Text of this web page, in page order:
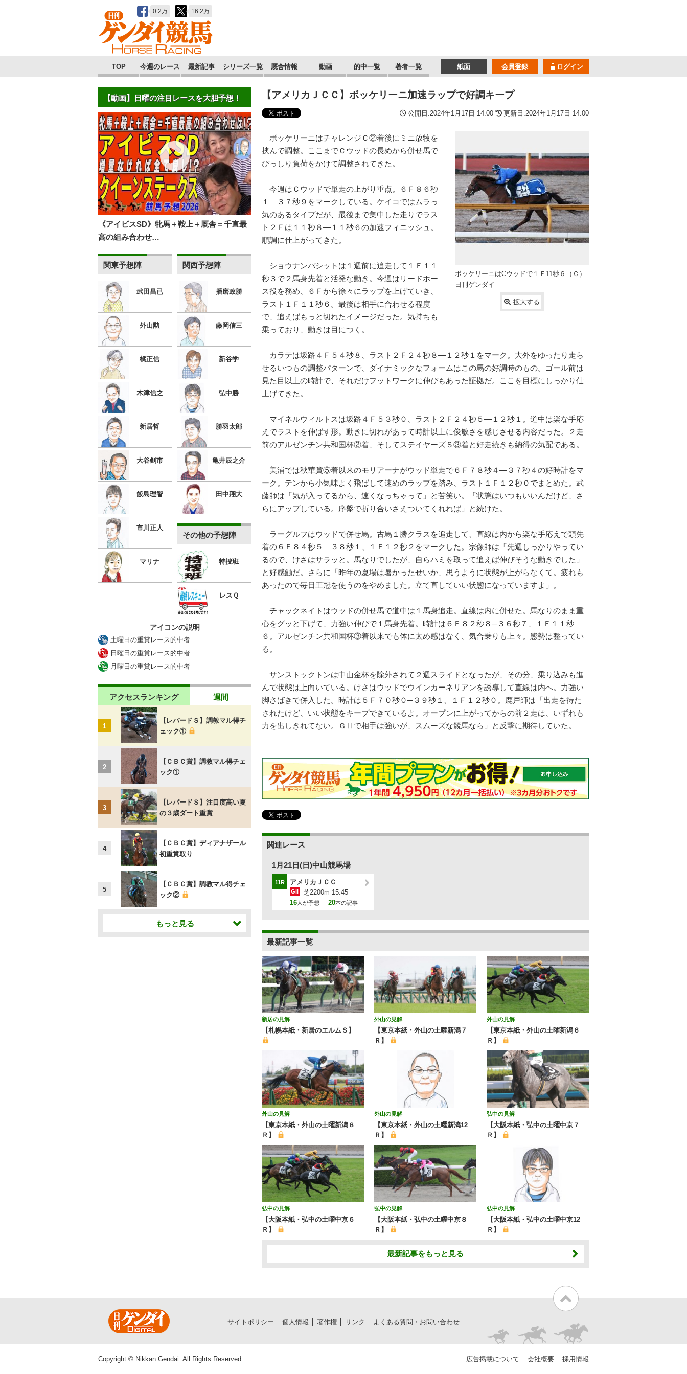
0.2万 16.2万
TOP 今週のレース 最新記事 シリーズ一覧 厩舎情報 動画 的中一覧 著者一覧 ログイン
会員登録
紙面
【アメリカＪＣＣ】ボッケリーニ加速ラップで好調キープ
公開日:2024年1月17日 14:00 更新日:2024年1月17日 14:00
ボッケリーニはCウッドで１Ｆ11秒６（Ｃ）
日刊ゲンダイ
拡大する
ボッケリーニはチャレンジＣ②着後にミニ放牧を
挟んで調整。ここまでＣウッドの長めから併せ馬で
びっしり負荷をかけて調整されてきた。
今週はＣウッドで単走の上がり重点。６Ｆ８６秒
１―３７秒９をマークしている。ケイコではムラっ
気のあるタイプだが、最後まで集中した走りでラス
ト２Ｆは１１秒８―１１秒６の加速フィニッシュ。
順調に仕上がってきた。
ショウナンバシットは１週前に追走して１Ｆ１１
秒３で２馬身先着と活発な動き。今週はリードホー
ス役を務め、６Ｆから徐々にラップを上げていき、
ラスト１Ｆ１１秒６。最後は相手に合わせる程度
で、追えばもっと切れたイメージだった。気持ちも
乗っており、動きは目につく。
カラテは坂路４Ｆ５４秒８、ラスト２Ｆ２４秒８―１２秒１をマーク。大外をゆったり走ら
せるいつもの調整パターンで、ダイナミックなフォームはこの馬の好調時のもの。ゴール前は
見た目以上の時計で、それだけフットワークに伸びもあった証拠だ。ここを目標にしっかり仕
上げてきた。
マイネルウィルトスは坂路４Ｆ５３秒０、ラスト２Ｆ２４秒５―１２秒１。道中は楽な手応
えでラストを伸ばす形。動きに切れがあって時計以上に俊敏さを感じさせる内容だった。２走
前のアルゼンチン共和国杯②着、そしてステイヤーズＳ③着と好走続きも納得の気配である。
美浦では秋華賞⑤着以来のモリアーナがウッド単走で６Ｆ７８秒４―３７秒４の好時計をマ
ーク。テンから小気味よく飛ばして速めのラップを踏み、ラスト１Ｆ１２秒０でまとめた。武
藤師は「気が入ってるから、速くなっちゃって」と苦笑い。「状態はいつもいいんだけど、さ
らにアップしている。序盤で折り合いさえついてくれれば」と続けた。
ラーグルフはウッドで併せ馬。古馬１勝クラスを追走して、直線は内から楽な手応えで頭先
着の６Ｆ８４秒５―３８秒１、１Ｆ１２秒２をマークした。宗像師は「先週しっかりやってい
るので、けさはサラッと。馬なりでしたが、自らハミを取って追えば伸びそうな動きでした」
と好感触だ。さらに「昨年の夏場は暑かったせいか、思うように状態が上がらなくて。疲れも
あったので毎日王冠を使うのをやめました。立て直していい状態になっていますよ」。
チャックネイトはウッドの併せ馬で道中は１馬身追走。直線は内に併せた。馬なりのまま重
心をグッと下げて、力強い伸びで１馬身先着。時計は６Ｆ８２秒８─３６秒７、１Ｆ１１秒
６。アルゼンチン共和国杯③着以来でも体に太め感はなく、気合乗りも上々。態勢は整ってい
る。
サンストックトンは中山金杯を除外されて２週スライドとなったが、その分、乗り込みも進
んで状態は上向いている。けさはウッドでウインカーネリアンを誘導して直線は内へ。力強い
脚さばきで併入した。時計は５Ｆ７０秒０─３９秒１、１Ｆ１２秒０。鹿戸師は「出走を待た
されたけど、いい状態をキープできているよ。オープンに上がってからの前２走は、いずれも
力を出しきれてない。ＧⅡで相手は強いが、スムーズな競馬なら」と反撃に期待していた。
関連レース
1月21日(日)中山競馬場
11R アメリカＪＣＣ
GII
芝2200m 15:45
16 人が予想 20本の記事
最新記事一覧
新居の見解
【札幌本紙・新居のエルムＳ】
外山の見解
【東京本紙・外山の土曜新潟７
Ｒ】
外山の見解
【東京本紙・外山の土曜新潟６
Ｒ】
外山の見解
【東京本紙・外山の土曜新潟８
Ｒ】
外山の見解
【東京本紙・外山の土曜新潟12
Ｒ】
弘中の見解
【大阪本紙・弘中の土曜中京７
Ｒ】
弘中の見解
【大阪本紙・弘中の土曜中京６
Ｒ】
弘中の見解
【大阪本紙・弘中の土曜中京８
Ｒ】
弘中の見解
【大阪本紙・弘中の土曜中京12
Ｒ】
最新記事をもっと見る
【動画】日曜の注目レースを大胆予想！
《アイビスSD》牝馬＋鞍上＋厩舎＝千直最
高の組み合わせ…
関東予想陣
武田昌已
外山勲
橘正信
木津信之
新居哲
大谷剣市
飯島理智
市川正人
マリナ
関西予想陣
播磨政勝
藤岡信三
新谷学
弘中勝
勝羽太郎
亀井辰之介
田中翔大
その他の予想陣
特捜班
レスＱ
アイコンの説明
土曜日の重賞レース的中者
日曜日の重賞レース的中者
月曜日の重賞レース的中者
アクセスランキング 週間
1
【レパードＳ】調教マル得チ
ェック①
2
【ＣＢＣ賞】調教マル得チェ
ック①
3
【レパードＳ】注目度高い夏
の３歳ダート重賞
4
【ＣＢＣ賞】ディアナザール
初重賞取り
5
【ＣＢＣ賞】調教マル得チェ
ック②
もっと見る
サイトポリシー 個人情報 著作権 リンク よくある質問・お問い合わせ
Copyright © Nikkan Gendai. All Rights Reserved. 広告掲載について 会社概要 採用情報